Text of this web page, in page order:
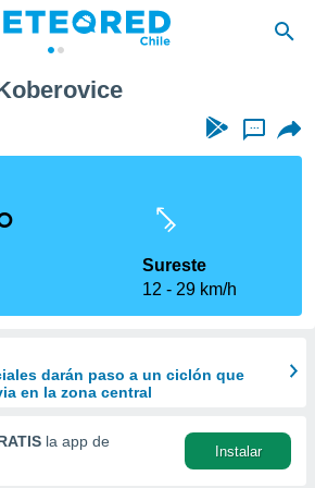
...
Sureste
12
29 km/h
darán paso a un ciclón que
en la zona central
la app de
Instalar